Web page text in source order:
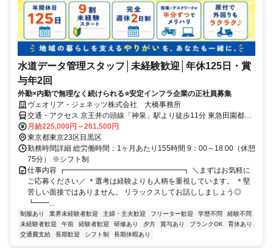
水道データ管理スタッフ│未経験歓迎│年休125日・賞
与年2回
外勤×内勤で無理なく続けられる⭐安定インフラ企業の正社員募集
ヴェオリア・ジェネッツ株式会社 大橋事務所
交通・アクセス 京王井の頭線「神泉」駅より徒歩11分 東急田園都市
線「池尻大橋」駅より徒歩10分
月給225,000円～261,500円
東京都東京23区目黒区
勤務時間詳細 総労働時間：1ヶ月あたり155時間 9：00～18:00（休憩
75分） ※シフト制
仕事内容 ┏━━━━━━━━━━━━━━━━┓ ＼まずはお気軽に
ご応募ください／ ＊選考は経験よりも人柄を重視しています。 ＊堅
苦しい面接ではありません。 リラックスしてお話ししましょう◎
┗━━...
制服あり 業界未経験者歓迎 主婦・主夫歓迎 フリーター歓迎 学歴不問
経験不問
未経験者歓迎
午前 経験者歓迎 研修あり 夕方 賞与あり ブランクOK
育休あり
交通費支給
長期歓迎 シフト制 長期休暇あり